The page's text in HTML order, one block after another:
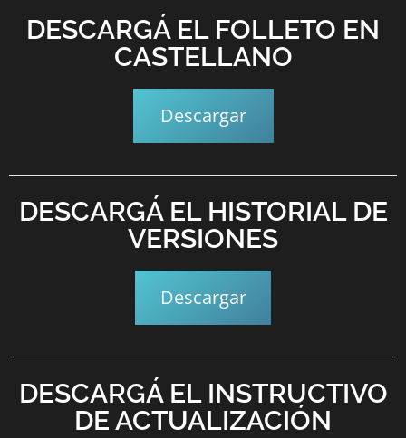
DESCARGÁ EL FOLLETO EN
CASTELLANO
Descargar
DESCARGÁ EL HISTORIAL DE
VERSIONES
Descargar
DESCARGÁ EL INSTRUCTIVO
DE ACTUALIZACIÓN